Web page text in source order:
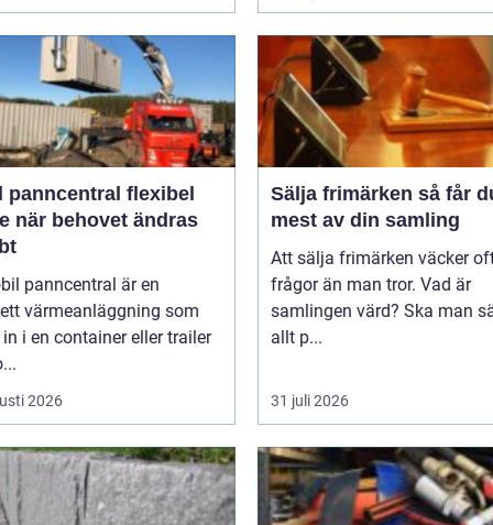
flexibel
när behovet ändras
panncentral är en
värmeanläggning som
i en container eller trailer
2026
Sälja frimärken så får du ut
mest av din samling
Att sälja frimärken väcker
frågor än man tror. Vad är
samlingen värd? Ska man
allt p...
31 juli 2026